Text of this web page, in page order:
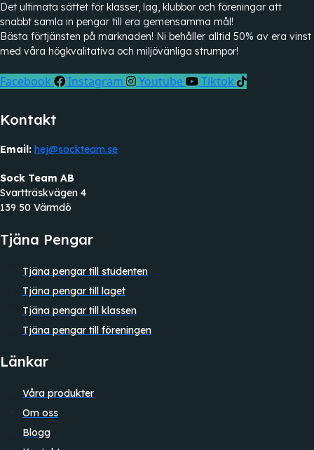
Det ultimata sättet för klasser, lag, klubbor och föreningar att
snabbt samla in pengar till era gemensamma mål!
Bästa förtjänsten på marknaden! Ni behåller alltid 50% av era vinst
med våra högkvalitativa och miljövänliga strumpor!
Facebook Instagram Youtube Tiktok
Kontakt
Email: hej@sockteam.se
Sock Team AB
Svartträskvägen 4
139 50 Värmdö
Tjäna Pengar
Tjäna pengar till studenten
Tjäna pengar till laget
Tjäna pengar till klassen
Tjäna pengar till föreningen
Länkar
Våra produkter
Om oss
Blogg